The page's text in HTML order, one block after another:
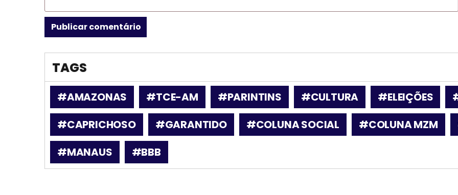
TAGS
#AMAZONAS #TCE-AM #PARINTINS #CULTURA #ELEIÇÕES
#CAPRICHOSO
#GARANTIDO #COLUNA SOCIAL #COLUNA MZM
#MANAUS
#BBB